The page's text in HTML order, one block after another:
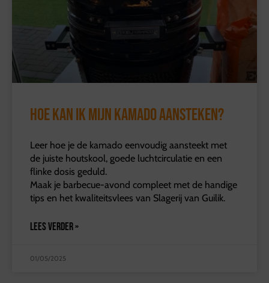
Hoe kan ik mijn kamado aansteken?
Leer hoe je de kamado eenvoudig aansteekt met
de juiste houtskool, goede luchtcirculatie en een
flinke dosis geduld.
Maak je barbecue-avond compleet met de handige
tips en het kwaliteitsvlees van Slagerij van Guilik.
LEES VERDER »
01/05/2025